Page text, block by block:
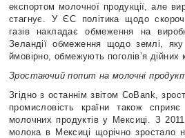
експортом молочної продукції, але
стагнує. У ЄС політика щодо
газів накладає обмеження на
Зеландії обмеження щодо землі, яку
ймовірно, обмежують поголів’я дійних
Зростаючий попит на молочні
Згідно з останнім звітом CoBank,
промисловість країни також
молочних продуктів у Мексиці. З
молока в Мексиці щорічно зростало